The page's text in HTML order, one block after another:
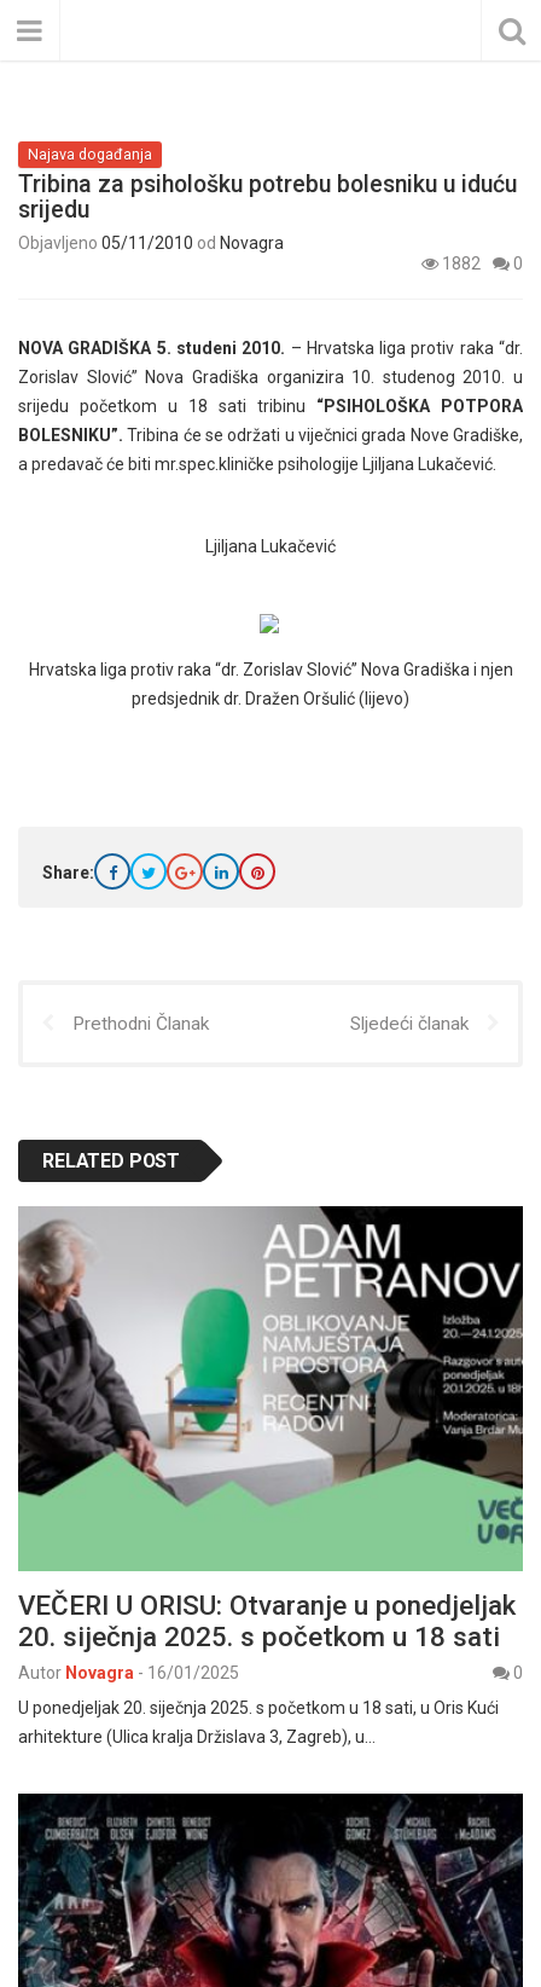
Najava događanja
Tribina za psihološku potrebu bolesniku u iduću
srijedu
Objavljeno 05/11/2010 od Novagra
1882
0
NOVA GRADIŠKA 5. studeni 2010. – Hrvatska liga protiv raka “dr.
Zorislav Slović” Nova Gradiška organizira 10. studenog 2010. u
srijedu početkom u 18 sati tribinu “PSIHOLOŠKA POTPORA
BOLESNIKU”. Tribina će se održati u viječnici grada Nove Gradiške,
a predavač će biti mr.spec.kliničke psihologije Ljiljana Lukačević.
Ljiljana Lukačević
Hrvatska liga protiv raka “dr. Zorislav Slović” Nova Gradiška i njen
predsjednik dr. Dražen Oršulić (lijevo)
Share:
Prethodni Članak Sljedeći članak
RELATED POST
VEČERI U ORISU: Otvaranje u ponedjeljak
20. siječnja 2025. s početkom u 18 sati
Autor Novagra - 16/01/2025
0
U ponedjeljak 20. siječnja 2025. s početkom u 18 sati, u Oris Kući
arhitekture (Ulica kralja Držislava 3, Zagreb), u…